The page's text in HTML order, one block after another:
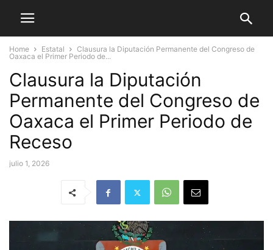
Home Estatal
Clausura la Diputación Permanente del Congreso de
Oaxaca el Primer Periodo de...
Clausura la Diputación
Permanente del Congreso de
Oaxaca el Primer Periodo de
Receso
julio 1, 2026